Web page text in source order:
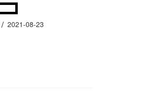
2021-08-23